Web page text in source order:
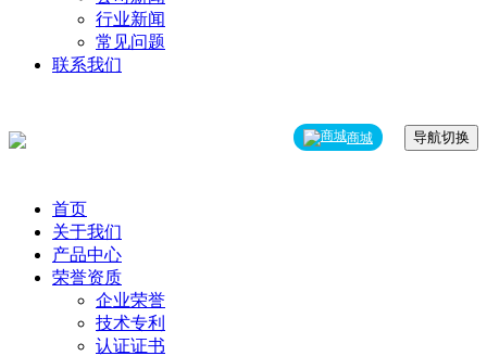
行业新闻
常见问题
联系我们
商城 导航切换
首页
关于我们
产品中心
荣誉资质
企业荣誉
技术专利
认证证书